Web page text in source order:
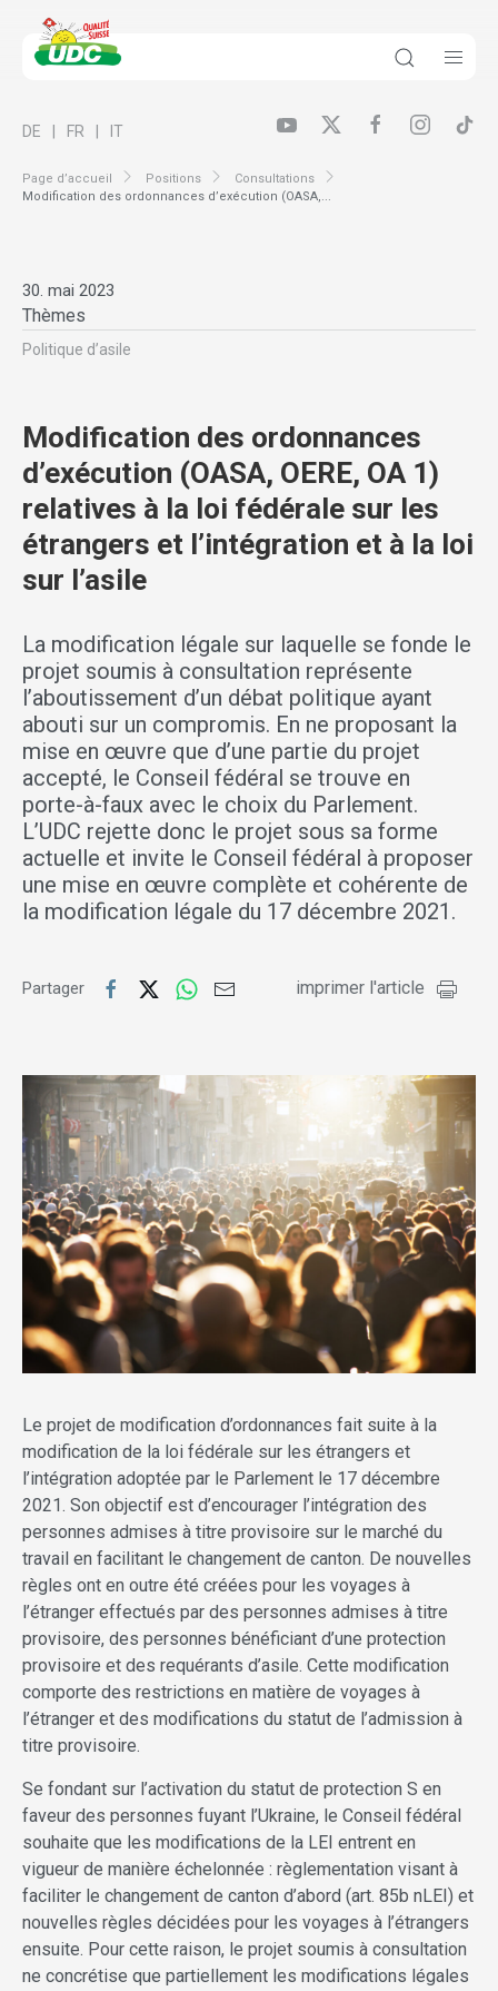
Page d’accueil Positions
Consultations
Modification des ordonnances d’exécution (OASA,...
DE FR IT
30. mai 2023
Thèmes
Politique d’asile
Modification des ordonnances
d’exécution (OASA, OERE, OA 1)
relatives à la loi fédérale sur les
étrangers et l’intégration et à la loi
sur l’asile
La modification légale sur laquelle se fonde le
projet soumis à consultation représente
l’aboutissement d’un débat politique ayant
abouti sur un compromis. En ne proposant la
mise en œuvre que d’une partie du projet
accepté, le Conseil fédéral se trouve en
porte-à-faux avec le choix du Parlement.
L’UDC rejette donc le projet sous sa forme
actuelle et invite le Conseil fédéral à proposer
une mise en œuvre complète et cohérente de
la modification légale du 17 décembre 2021.
Partager imprimer l'article
Le projet de modification d’ordonnances fait suite à la
modification de la loi fédérale sur les étrangers et
l’intégration adoptée par le Parlement le 17 décembre
2021. Son objectif est d’encourager l’intégration des
personnes admises à titre provisoire sur le marché du
travail en facilitant le changement de canton. De nouvelles
règles ont en outre été créées pour les voyages à
l’étranger effectués par des personnes admises à titre
provisoire, des personnes bénéficiant d’une protection
provisoire et des requérants d’asile. Cette modification
comporte des restrictions en matière de voyages à
l’étranger et des modifications du statut de l’admission à
titre provisoire.
Se fondant sur l’activation du statut de protection S en
faveur des personnes fuyant l’Ukraine, le Conseil fédéral
souhaite que les modifications de la LEI entrent en
vigueur de manière échelonnée : règlementation visant à
faciliter le changement de canton d’abord (art. 85b nLEI) et
nouvelles règles décidées pour les voyages à l’étrangers
ensuite. Pour cette raison, le projet soumis à consultation
ne concrétise que partiellement les modifications légales